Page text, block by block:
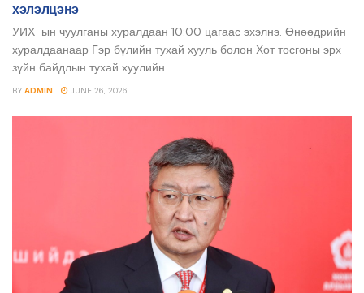
хэлэлцэнэ
УИХ-ын чуулганы хуралдаан 10:00 цагаас эхэлнэ. Өнөөдрийн
хуралдаанаар Гэр бүлийн тухай хууль болон Хот тосгоны эрх
зүйн байдлын тухай хуулийн...
BY ADMIN JUNE 26, 2026